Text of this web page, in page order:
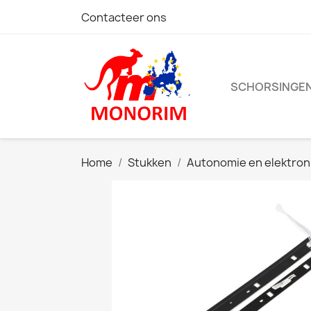
Contacteer ons
Home Stukken Autonomie en